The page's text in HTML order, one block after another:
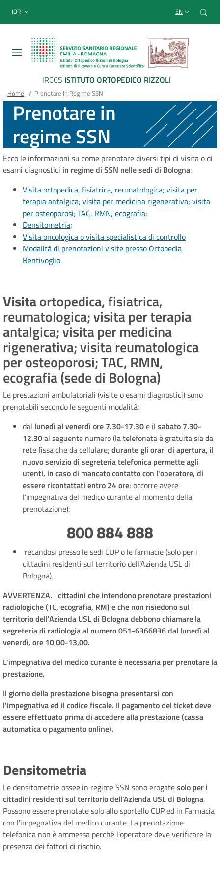
Sito Web Istituto
menu top-bar
IOR EN
IRCCS ISTITUTO ORTOPEDICO RIZZOLI
Main container
Breadcrumb
Home / Prenotare In Regime SSN
Prenotare in
regime SSN
Ecco le informazioni su come prenotare diversi tipi di visita o di
esami diagnostici in regime di SSN nelle sedi di Bologna:
Visita ortopedica, fisiatrica, reumatologica; visita per
terapia antalgica; visita per medicina rigenerativa; visita
per osteoporosi; TAC, RMN, ecografia;
Densitometria;
Visita oncologica o visita specialistica di controllo
Modalità di prenotazioni visite presso Ortopedia
Bentivoglio
Visitaortopedica, fisiatrica,
reumatologica; visita per terapia
antalgica; visita per medicina
rigenerativa; visita reumatologica
per osteoporosi; TAC, RMN,
ecografia (sede di Bologna)
Le prestazioni ambulatoriali (visite o esami diagnostici) sono
prenotabili secondo le seguenti modalità:
dal lunedì al venerdì ore 7.30-17.30e il sabato 7.30-
12.30al seguente numero (la telefonata è gratuita sia da
rete fissa che da cellulare; durante gli orari di apertura, il
nuovo servizio di segreteria telefonica permette agli
utenti, in caso di mancato contatto con l'operatore, di
essere ricontattati entro 24 ore; occorre avere
l’impegnativa del medico curante al momento della
prenotazione):
800 884 888
recandosi presso le sedi CUP o le farmacie (solo per i
cittadini residenti sul territorio dell'Azienda USL di
Bologna).
AVVERTENZA. I cittadini che intendono prenotare prestazioni
radiologiche (TC, ecografia, RM) e che non risiedono sul
territorio dell'Azienda USL di Bologna debbono chiamare la
segreteria di radiologia al numero 051-6366836 dal lunedì al
venerdì, ore 10,00-13,00.
L'impegnativa del medico curante è necessaria per prenotare la
prestazione.
Il giorno della prestazione bisogna presentarsi con
l'impegnativa ed il codice fiscale. Il pagamento del ticket deve
essere effettuato prima di accedere alla prestazione (cassa
automatica o pagamento online).
Densitometria
Le densitometrie ossee in regime SSN sono erogatesolo per i
cittadini residenti sul territorio dell'Azienda USL di Bologna.
Possono essere prenotate solo allo sportello CUP ed in Farmacia
con l'impegnativa del medico curante. La prenotazione
telefonica non è ammessa perché l'operatore deve verificare la
presenza dei fattori di rischio.